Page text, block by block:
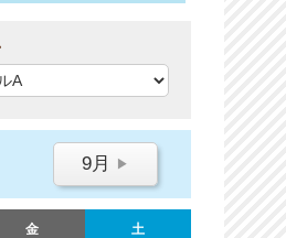
9月 ▶
金
土